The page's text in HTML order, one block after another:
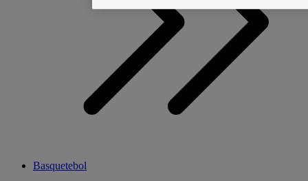
Basquetebol